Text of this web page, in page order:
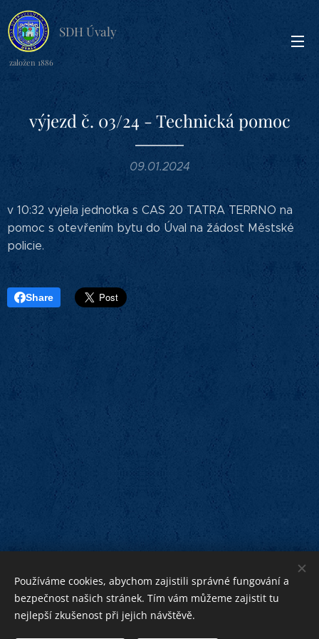
SDH Úvaly
založen 1886
výjezd č. 03/24 - Technická pomoc
09.01.2024
v 10:32 vyjela jednotka s CAS 20 TATRA TERRNO na
pomoc s otevřením bytu do Úval na žádost Městské
policie.
Share
Bohu ku cti, bližnímuku pomoci
Používáme cookies, abychom zajistili správné fungování a
bezpečnost našich stránek. Tím vám můžeme zajistit tu
nejlepší zkušenost při jejich návštěvě.